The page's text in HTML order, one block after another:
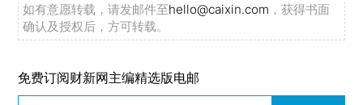
如有意愿转载，请发邮件至hello@caixin.com ，获得书面
确认及授权后，方可转载。
免费订阅财新网主编精选版电邮